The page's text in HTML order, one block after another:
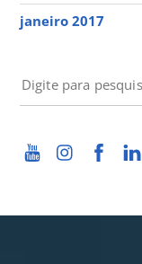
janeiro 2017
PESQUISAR